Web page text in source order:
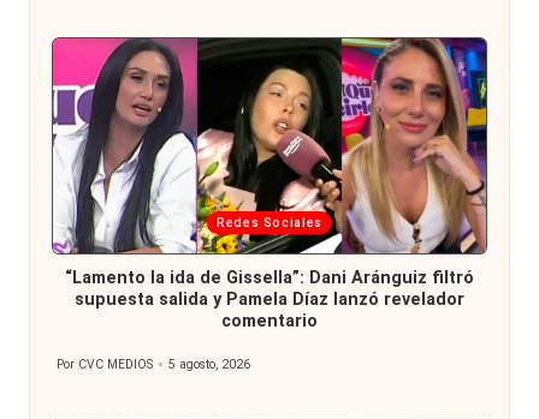
Publicada
en
Redes Sociales
“Lamento la ida de Gissella”: Dani Aránguiz filtró
supuesta salida y Pamela Díaz lanzó revelador
comentario
Publicado
Por CVC MEDIOS 5 agosto, 2026